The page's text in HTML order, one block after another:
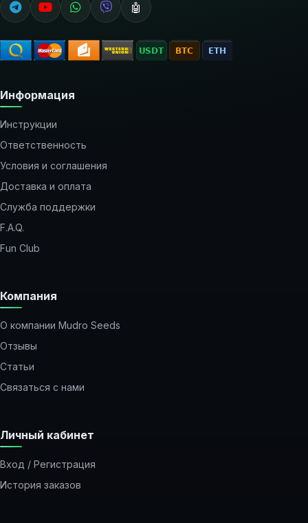
🤖
Информация
Инструкции
Ответственность
Условия и соглашения
Доставка и оплата
Служба поддержки
F.A.Q.
Fun Club
Компания
О компании Mudro Seeds
Отзывы
Статьи
Связаться с нами
Личный кабинет
Вход / Регистрация
История заказов